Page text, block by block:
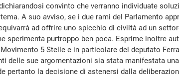
convinto che verranno individuate
A suo avviso, se i due rami del Parlamento
ad offrire uno spicchio di civiltà ad un
sperimenta purtroppo ben poca. Esprime inoltre
5 Stelle e in particolare del deputato
delle sue argomentazioni sia stata manifestata
pertanto la decisione di astenersi dalla